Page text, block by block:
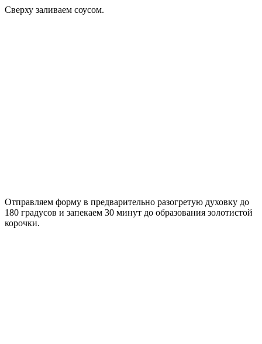
Сверху заливаем соусом.
Отправляем форму в предварительно разогретую духовку до
180 градусов и запекаем 30 минут до образования золотистой
корочки.